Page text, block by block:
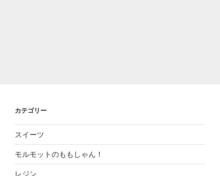
カテゴリー
スイーツ
モルモットのももしゃん！
レジン